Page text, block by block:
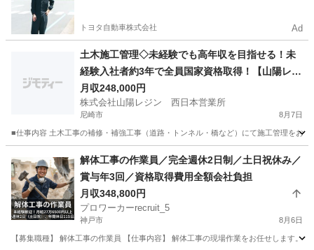
トヨタ自動車株式会社 Ad
土木施工管理◇未経験でも高年収を目指せる！未
経験入社者約3年で全員国家資格取得！【山陽レジ
ン】
月収248,000円
株式会社山陽レジン 西日本営業所
尼崎市 8月7日
■仕事内容 土木工事の補修・補強工事（道路・トンネル・橋など）にて施工管理をお
施工管理 未経験
解体工事の作業員／完全週休2日制／土日祝休み／
賞与年3回／資格取得費用全額会社負担
月収348,800円
プロワーカーrecruit_5
神戸市 8月6日
【募集職種】 解体工事の作業員 【仕事内容】 解体工事の現場作業をお任せします。